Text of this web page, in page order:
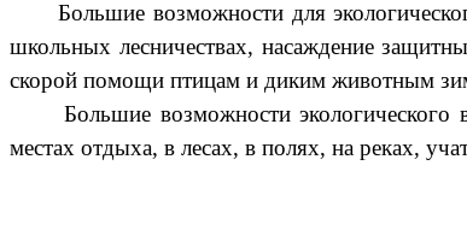
Большие возможности для
школьных лесничествах, насаждение
скорой помощи птицам и диким животным
Большие возможности экологического
местах отдыха, в лесах, в полях, на реках,